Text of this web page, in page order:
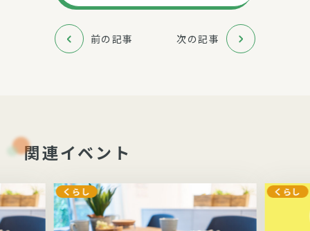
前の記事 次の記事
関連イベント
くらし くらし